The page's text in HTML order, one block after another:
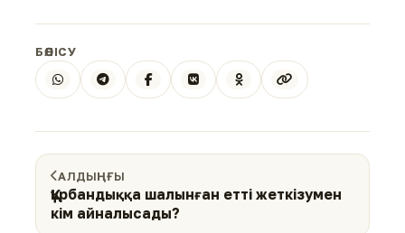
БӨЛІСУ
АЛДЫҢҒЫ
Құрбандыққа шалынған етті жеткізумен
кім айналысады?